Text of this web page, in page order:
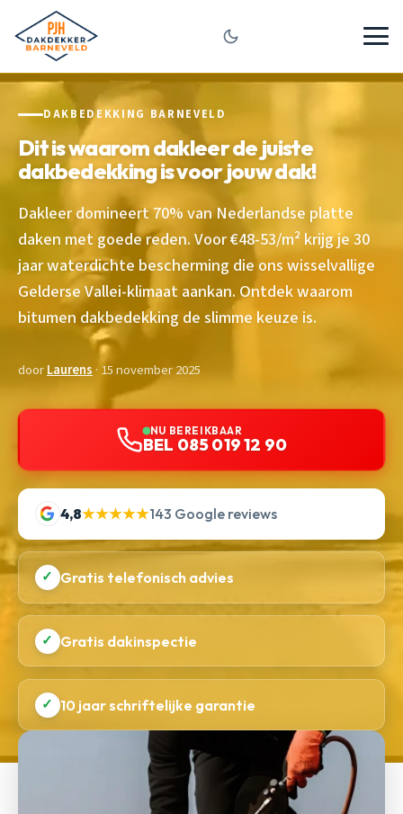
DAKBEDEKKING BARNEVELD
Dit is waarom dakleer de juiste
dakbedekking is voor jouw dak!
Dakleer domineert 70% van Nederlandse platte
daken met goede reden. Voor €48-53/m² krijg je 30
jaar waterdichte bescherming die ons wisselvallige
Gelderse Vallei-klimaat aankan. Ontdek waarom
bitumen dakbedekking de slimme keuze is.
doorLaurens· 15 november 2025
NU BEREIKBAAR
BEL 085 019 12 90
4,8★★★★★143 Google reviews
✓ Gratis telefonisch advies
✓ Gratis dakinspectie
✓ 10 jaar schriftelijke garantie